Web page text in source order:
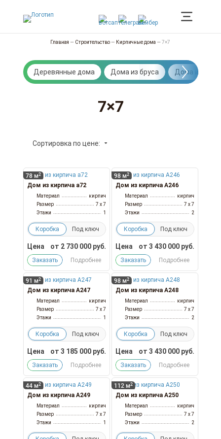
Главная — Строительство— Кирпичные дома —7×7
Деревянные дома Дома из бруса Дома из
7×7
Сортировка по цене:
78 м2
Дом из кирпича а72
Материал
кирпич
Размер
7 x 7
Этажи
1
Коробка Под ключ
Цена от 2 730 000руб.
Заказать Подробнее
98 м2
Дом из кирпича А246
Материал
кирпич
Размер
7 x 7
Этажи
2
Коробка Под ключ
Цена от 3 430 000руб.
Заказать Подробнее
91 м2
Дом из кирпича А247
Материал
кирпич
Размер
7 x 7
Этажи
1
Коробка Под ключ
Цена от 3 185 000руб.
Заказать Подробнее
98 м2
Дом из кирпича А248
Материал
кирпич
Размер
7 x 7
Этажи
2
Коробка Под ключ
Цена от 3 430 000руб.
Заказать Подробнее
44 м2
Дом из кирпича А249
Материал
кирпич
Размер
7 x 7
Этажи
1
112 м2
Дом из кирпича А250
Материал
кирпич
Размер
7 x 7
Этажи
2